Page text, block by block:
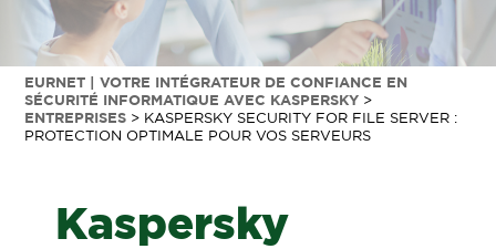
EURNET | VOTRE INTÉGRATEUR DE CONFIANCE EN
SÉCURITÉ INFORMATIQUE AVEC KASPERSKY >
ENTREPRISES > KASPERSKY SECURITY FOR FILE SERVER :
PROTECTION OPTIMALE POUR VOS SERVEURS
Kaspersky